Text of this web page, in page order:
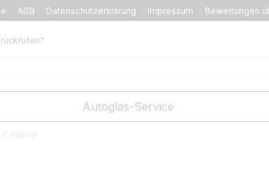
AGB Datenschutzerklärung Impressum Bewertungen
Autoglas-Service
Klasse